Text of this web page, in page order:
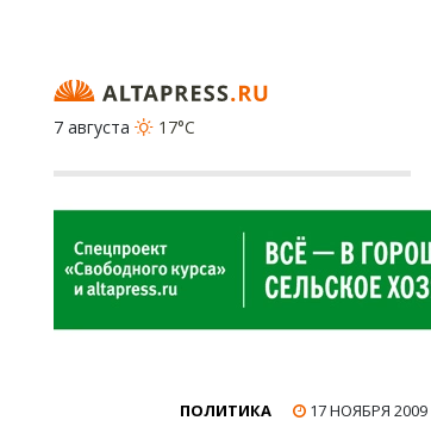
7 августа
17°C
ПОЛИТИКА 17 НОЯБРЯ 2009